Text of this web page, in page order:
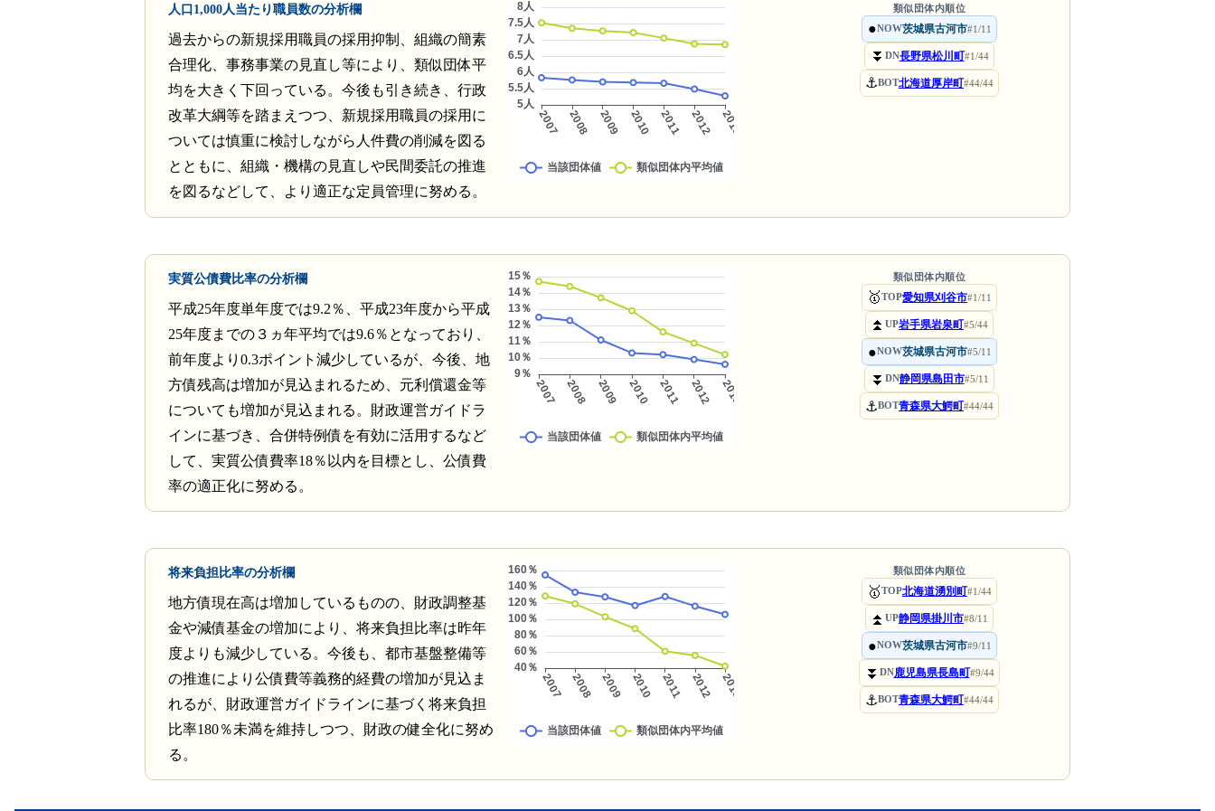
人口1,000人当たり職員数の分析欄
過去からの新規採用職員の採用抑制、組織の簡素
合理化、事務事業の見直し等により、類似団体平
均を大きく下回っている。今後も引き続き、行政
改革大綱等を踏まえつつ、新規採用職員の採用に
ついては慎重に検討しながら人件費の削減を図る
とともに、組織・機構の見直しや民間委託の推進
を図るなどして、より適正な定員管理に努める。
類似団体内順位
●NOW茨城県古河市#1/11
⏬ DN長野県松川町#1/44
⚓BOT北海道厚岸町#44/44
実質公債費比率の分析欄
平成25年度単年度では9.2％、平成23年度から平成
25年度までの３ヵ年平均では9.6％となっており、
前年度より0.3ポイント減少しているが、今後、地
方債残高は増加が見込まれるため、元利償還金等
についても増加が見込まれる。財政運営ガイドラ
インに基づき、合併特例債を有効に活用するなど
して、実質公債費率18％以内を目標とし、公債費
率の適正化に努める。
類似団体内順位
🥇TOP愛知県刈谷市#1/11
⏫ UP岩手県岩泉町#5/44
●NOW茨城県古河市#5/11
⏬ DN静岡県島田市#5/11
⚓BOT青森県大鰐町#44/44
将来負担比率の分析欄
地方債現在高は増加しているものの、財政調整基
金や減債基金の増加により、将来負担比率は昨年
度よりも減少している。今後も、都市基盤整備等
の推進により公債費等義務的経費の増加が見込ま
れるが、財政運営ガイドラインに基づく将来負担
比率180％未満を維持しつつ、財政の健全化に努め
る。
類似団体内順位
🥇TOP北海道湧別町#1/44
⏫ UP静岡県掛川市#8/11
●NOW茨城県古河市#9/11
⏬ DN鹿児島県長島町#9/44
⚓BOT青森県大鰐町#44/44